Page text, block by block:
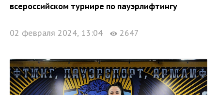
всероссийском турнире по пауэрлифтингу
02 февраля 2024, 13:04 2647